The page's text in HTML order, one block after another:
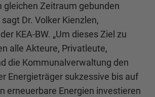
gleichen Zeitraum gebunden
Dr. Volker Kienzlen,
KEA-BW. „Um dieses Ziel zu
alle Akteure, Privatleute,
die Kommunalverwaltung den
Energieträger sukzessive bis auf
erneuerbare Energien investieren